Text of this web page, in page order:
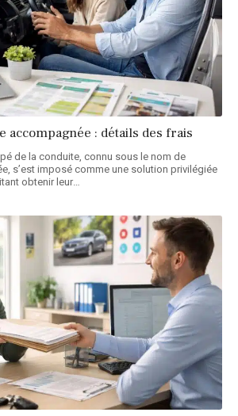
accompagnée : détails des frais
de la conduite, connu sous le nom de
s’est imposé comme une solution privilégiée
obtenir leur…